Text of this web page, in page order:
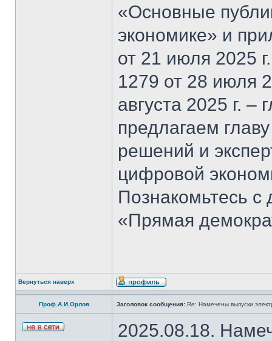
«Основные
экономике» и
от 21 июля 2025
1279 от 28 июля
августа 2025 г.
предлагаем
решений и
цифровой
Познакомьтесь
«Прямая
Вернуться наверх
Проф.А.И.Орлов Заголовок сообщения: Re: Намечены выпуски
2025.08.18.